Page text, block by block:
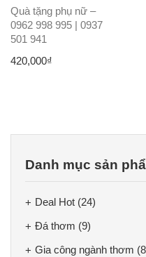
Quà tặng phụ nữ –
0962 998 995 | 0937
501 941
420,000₫
Danh mục sản
Deal Hot (24)
Đá thơm (9)
Gia công ngành thơm